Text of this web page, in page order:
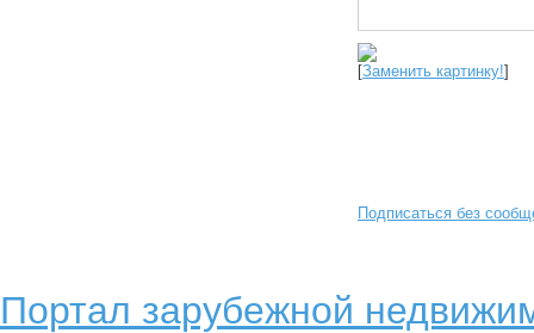
[Заменить картинку!]
Подписаться без
Портал зарубежной